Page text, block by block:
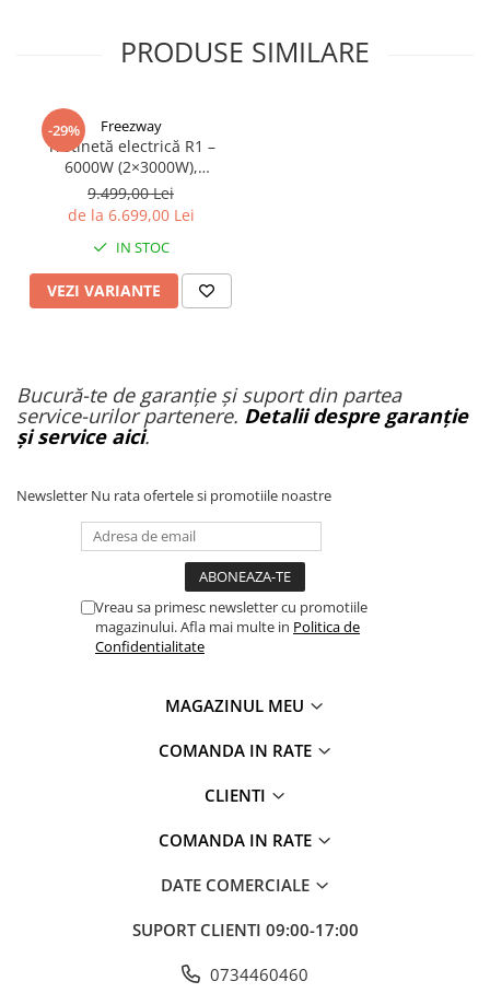
PRODUSE SIMILARE
-29% Freezway
Trotinetă electrică R1 –
6000W (2×3000W),
autonomie 100 km, viteză
90 km/h, suspensie dublă,
frâne hidraulice
9.499,00 Lei
de la 6.699,00 Lei
IN STOC
VEZI VARIANTE
Bucură-te de garanție și suport din partea
service-urilor partenere. Detalii despre garanție
și service aici.
Newsletter Nu rata ofertele si promotiile noastre
Vreau sa primesc newsletter cu promotiile
magazinului. Afla mai multe in Politica de
Confidentialitate
MAGAZINUL MEU
COMANDA IN RATE
CLIENTI
COMANDA IN RATE
DATE COMERCIALE
SUPORT CLIENTI 09:00-17:00
0734460460